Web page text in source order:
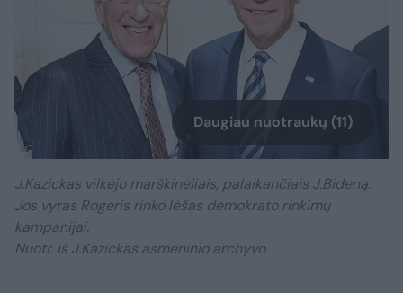
Daugiau nuotraukų (11)
J.Kazickas vilkėjo marškinėliais, palaikančiais J.Bideną.
Jos vyras Rogeris rinko lėšas demokrato rinkimų
kampanijai.
Nuotr. iš J.Kazickas asmeninio archyvo